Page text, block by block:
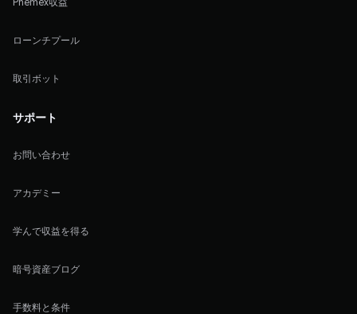
ローンチプール
取引ボット
サポート
お問い合わせ
アカデミー
学んで収益を得る
暗号資産ブログ
手数料と条件